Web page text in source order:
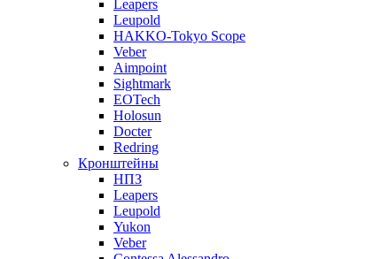
Leapers
Leupold
HAKKO-Tokyo Scope
Veber
Aimpoint
Sightmark
EOTech
Holosun
Docter
Redring
Кронштейны
НПЗ
Leapers
Leupold
Yukon
Veber